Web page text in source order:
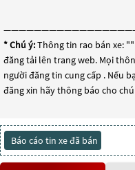
* Chú ý:Thông tin rao bán xe: "
đăng tải lên trang web. Mọi
người đăng tin cung cấp . Nếu
đăng xin hãy thông báo cho
Báo cáo tin xe đã bán